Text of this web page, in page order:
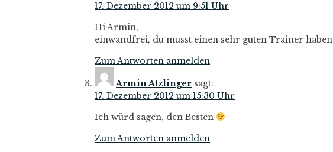
17. Dezember 2012 um 9:51 Uhr
Hi Armin,
einwandfrei, du musst einen sehr guten Trainer haben
Zum Antworten anmelden
Armin Atzlinger sagt:
17. Dezember 2012 um 15:30 Uhr
Ich würd sagen, den Besten
Zum Antworten anmelden